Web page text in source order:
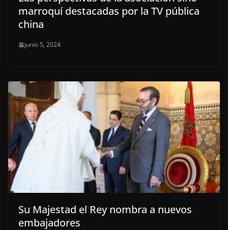
marroquí destacadas por la TV pública
china
junio 5, 2024
Su Majestad el Rey nombra a nuevos
embajadores